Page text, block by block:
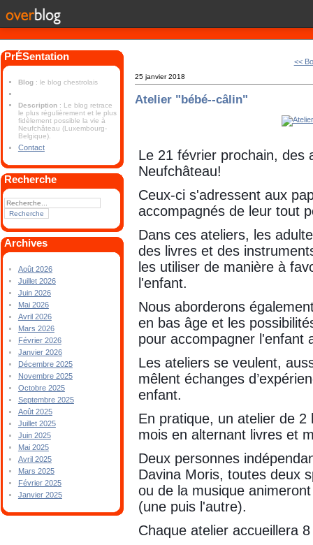
PrÉSentation
Blog : le blog chestrolais
Description : Le blog retrace
le plus régulièrement et le plus
fidèlement possible la vie à
Neufchâteau (Luxembourg-
Belgique).
Contact
Recherche
Archives
Août 2026
Juillet 2026
Juin 2026
Mai 2026
Avril 2026
Mars 2026
Février 2026
Janvier 2026
Décembre 2025
Novembre 2025
Octobre 2025
Septembre 2025
Août 2025
Juillet 2025
Juin 2025
Mai 2025
Avril 2025
Mars 2025
Février 2025
Janvier 2025
<<
25 janvier 2018
Atelier "bébé--câlin"
Le 21 février prochain, des
Neufchâteau!
Ceux-ci s'adressent aux
accompagnés de leur tout
Dans ces ateliers, les
des livres et des
les utiliser de manière à
l'enfant.
Nous aborderons
en bas âge et les
pour accompagner l'enfant
Les ateliers se veulent,
mêlent échanges
enfant.
En pratique, un atelier de
mois en alternant livres et
Deux personnes
Davina Moris, toutes deux
ou de la musique
(une puis l'autre).
Chaque atelier accueillera